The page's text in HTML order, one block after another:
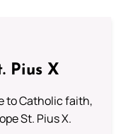
Pius X
to Catholic faith,
St. Pius X.